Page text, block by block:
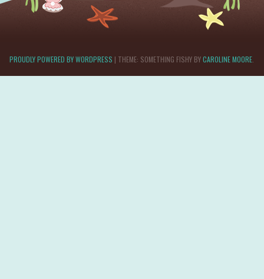
PROUDLY POWERED BY WORDPRESS | THEME: SOMETHING FISHY BYCAROLINE MOORE